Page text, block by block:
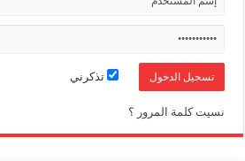
تذكرني
نسيت كلمة المرور ؟